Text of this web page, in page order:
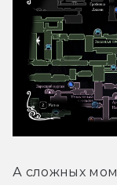
А сложных